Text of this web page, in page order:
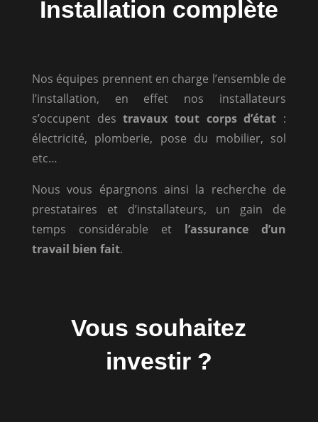
Installation complète
Nos équipes prennent en charge l’ensemble de
l’installation, en effet nos installateurs
s’occupent destravaux tout corps d’état :
électricité, plomberie, pose du mobilier, sol
etc…
Nous vous épargnons ainsi la recherche de
prestataires et d’installateurs, un gain de
temps considérable et l’assurance d’un
travail bien fait.
Vous souhaitez
investir ?